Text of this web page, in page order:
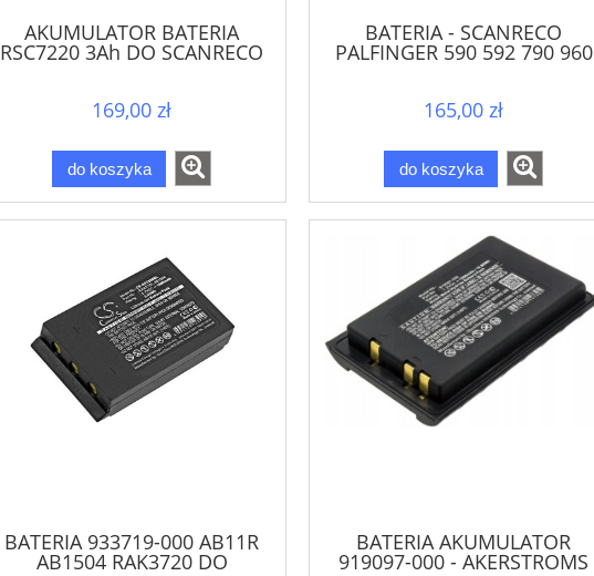
AKUMULATOR BATERIA
RSC7220 3Ah DO SCANRECO
169,00 zł
do koszyka
BATERIA - SCANRECO
PALFINGER 590 592 790 960
165,00 zł
do koszyka
BATERIA 933719-000 AB11R
AB1504 RAK3720 DO
BATERIA AKUMULATOR
919097-000 - AKERSTROMS